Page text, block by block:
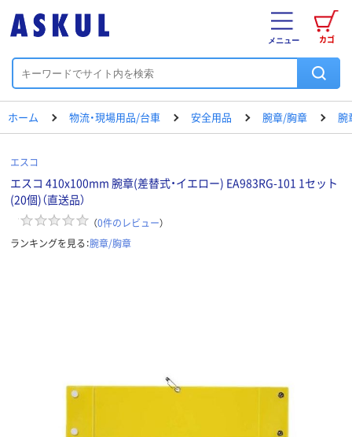
カゴ
メニュー
ホーム 物流・現場用品/台車 安全用品 腕章/胸章 腕
エスコ
エスコ 410x100mm 腕章(差替式・イエロー) EA983RG-101 1セット
(20個)（直送品）
（0件のレビュー）
ランキングを見る：腕章/胸章